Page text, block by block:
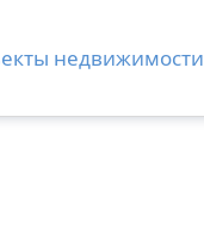
недвижимости